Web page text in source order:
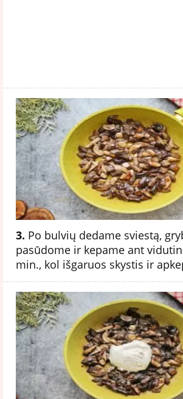
3. Po bulvių dedame sviestą,
pasūdome ir kepame ant
min., kol išgaruos skystis ir